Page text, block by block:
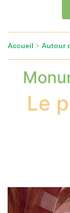
Accueil > Autour
Le